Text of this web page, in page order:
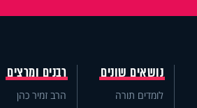
נושאים שונים
לומדים תורה
רבנים ומרצים
הרב זמיר כהן